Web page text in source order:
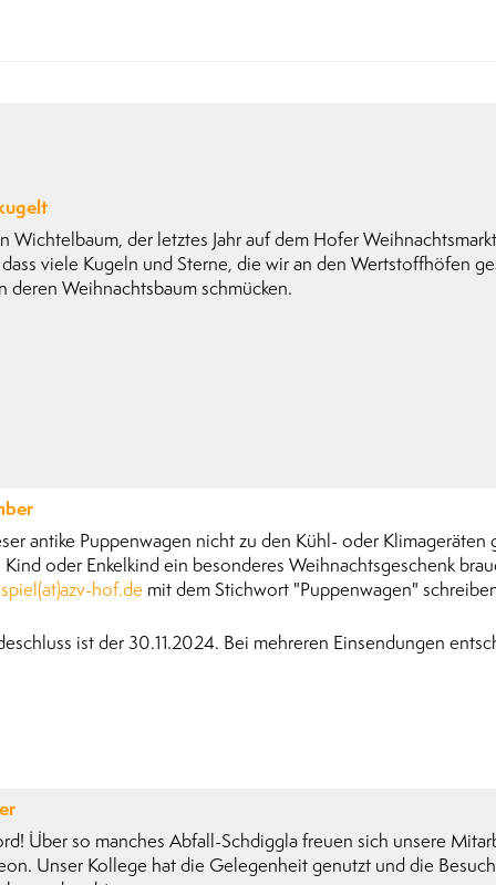
Wichtelbaum, der letztes Jahr auf dem Hofer
viele Kugeln und Sterne, die wir an den Wertstoffhöfen
deren Weihnachtsbaum schmücken.
antike Puppenwagen nicht zu den Kühl- oder
Kind oder Enkelkind ein besonderes Weihnachtsgeschenk
hof.de mit dem Stichwort "Puppenwagen"
ist der 30.11.2024. Bei mehreren Einsendungen
Über so manches Abfall-Schdiggla freuen sich unsere
Unser Kollege hat die Gelegenheit genutzt und die